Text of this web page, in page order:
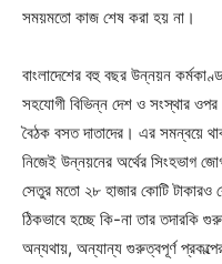
সময়মতো কাজ শেষ করা হয় না।
বাংলাদেশের বহু বছর উন্নয়ন
সহযোগী বিভিন্ন দেশ ও সংস্থার
বৈঠক বসত দাতাদের। এর সমন্বয়ে
নিজেই উন্নয়নের অর্থের সিংহভাগ
সেতুর মতো ২৮ হাজার কোটি টাকারও
ঠিকভাবে হচ্ছে কি-না তার তদারকি
অন্যথায়, অন্যান্য গুরুত্বপূর্ণ